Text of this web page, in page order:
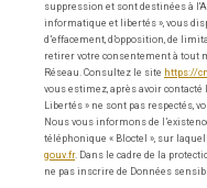
suppression et sont destinées à
informatique et libertés », vous
d’effacement, d’opposition, de
retirer votre consentement à tout
Réseau. Consultez le site https://
vous estimez, après avoir
Libertés » ne sont pas respectés,
Nous vous informons de
téléphonique « Bloctel », sur
gouv.fr. Dans le cadre de la
ne pas inscrire de Données